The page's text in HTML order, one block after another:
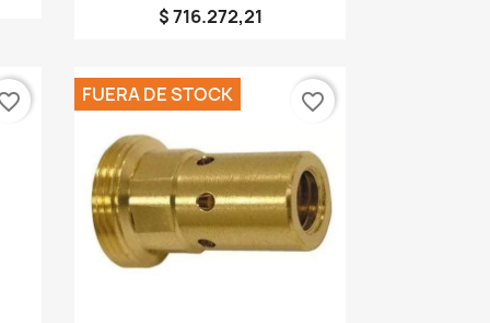
$ 716.272,21
FUERA DE STOCK favorite_border